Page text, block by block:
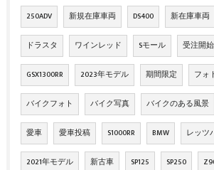
250ADV 新規在庫車両 DS400 新在庫車両
ドラスタ ワインレッド Sモール 受注開始
GSX1300RR 2023年モデル 期間限定 フォ
バイクフォト バイク写真 バイクのある風景
愛車 愛車投稿 S1000RR BMW レッツ
2021年モデル 新古車 SP125 SP250